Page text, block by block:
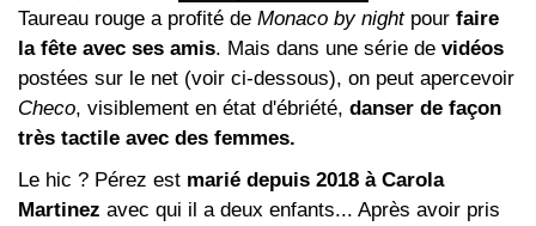
Taureau rouge a profité de Monaco by nightpour faire
la fête avec ses amis. Mais dans une série de vidéos
postées sur le net (voir ci-dessous), on peut apercevoir
Checo, visiblement en état d'ébriété, danser de façon
très tactile avec des femmes.
Le hic ? Pérez est marié depuis 2018 à Carola
Martinez avec qui il a deux enfants... Après avoir pris